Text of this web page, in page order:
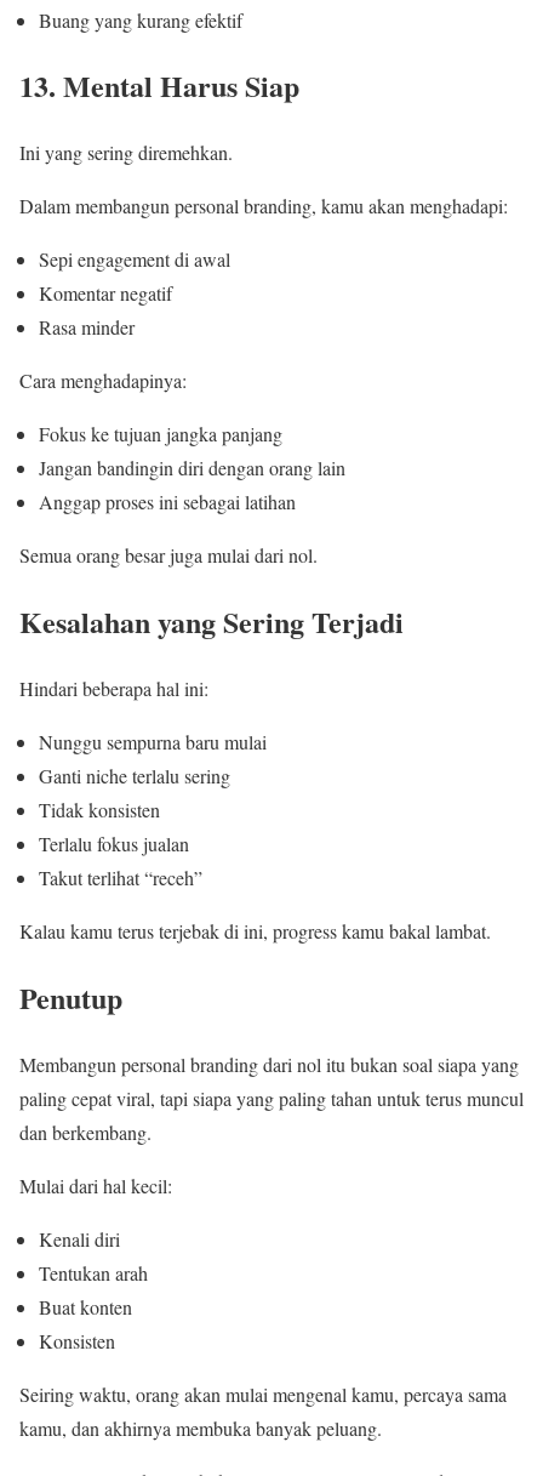
Buang yang kurang efektif
13. Mental Harus Siap
Ini yang sering diremehkan.
Dalam membangun personal branding, kamu akan menghadapi:
Sepi engagement di awal
Komentar negatif
Rasa minder
Cara menghadapinya:
Fokus ke tujuan jangka panjang
Jangan bandingin diri dengan orang lain
Anggap proses ini sebagai latihan
Semua orang besar juga mulai dari nol.
Kesalahan yang Sering Terjadi
Hindari beberapa hal ini:
Nunggu sempurna baru mulai
Ganti niche terlalu sering
Tidak konsisten
Terlalu fokus jualan
Takut terlihat “receh”
Kalau kamu terus terjebak di ini, progress kamu bakal lambat.
Penutup
Membangun personal branding dari nol itu bukan soal siapa yang
paling cepat viral, tapi siapa yang paling tahan untuk terus muncul
dan berkembang.
Mulai dari hal kecil:
Kenali diri
Tentukan arah
Buat konten
Konsisten
Seiring waktu, orang akan mulai mengenal kamu, percaya sama
kamu, dan akhirnya membuka banyak peluang.